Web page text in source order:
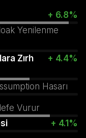
+ 6.8%
Yenilenme
Zırh
+ 4.4%
Hasarı
Vurur
+ 4.1%